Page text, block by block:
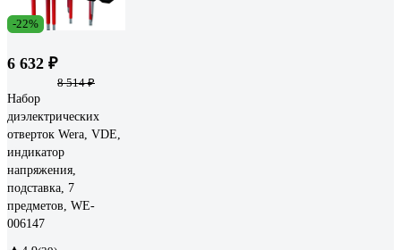
-22%
6 632 ₽
8 514 ₽
Набор
диэлектрических
отверток Wera, VDE,
индикатор
напряжения,
подставка, 7
предметов, WE-
006147